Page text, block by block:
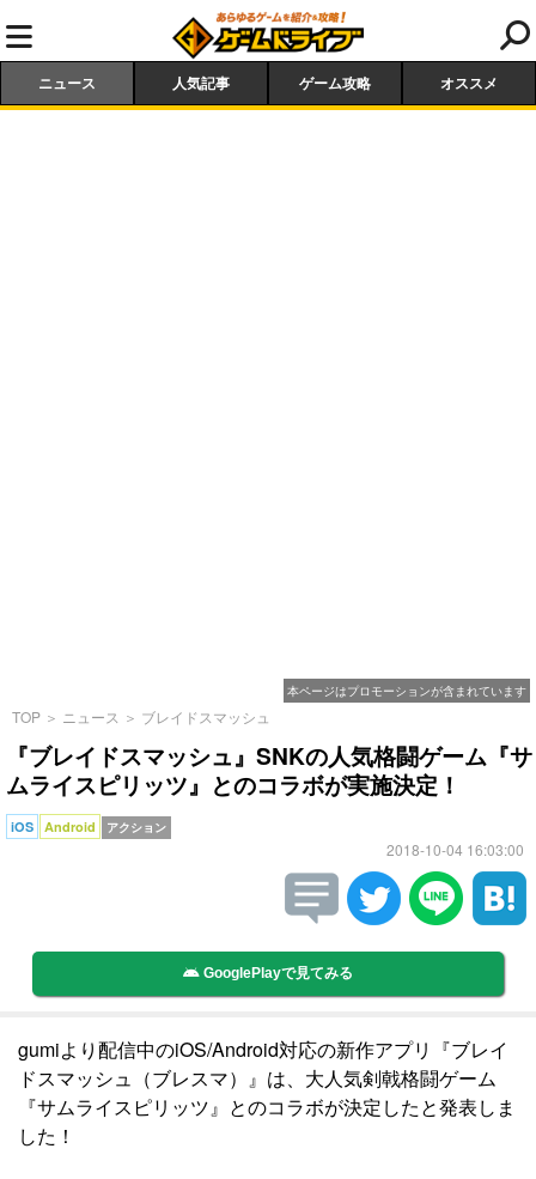
ニュース 人気記事 ゲーム攻略 オススメ
本ページはプロモーションが含まれています
TOP ＞ ニュース ＞ ブレイドスマッシュ
『ブレイドスマッシュ』SNKの人気格闘ゲーム『サ
ムライスピリッツ』とのコラボが実施決定！
iOS Android アクション
2018-10-04 16:03:00
GooglePlayで見てみる
gumiより配信中のiOS/Android対応の新作アプリ『ブレイ
ドスマッシュ（ブレスマ）』は、大人気剣戟格闘ゲーム
『サムライスピリッツ』とのコラボが決定したと発表しま
した！